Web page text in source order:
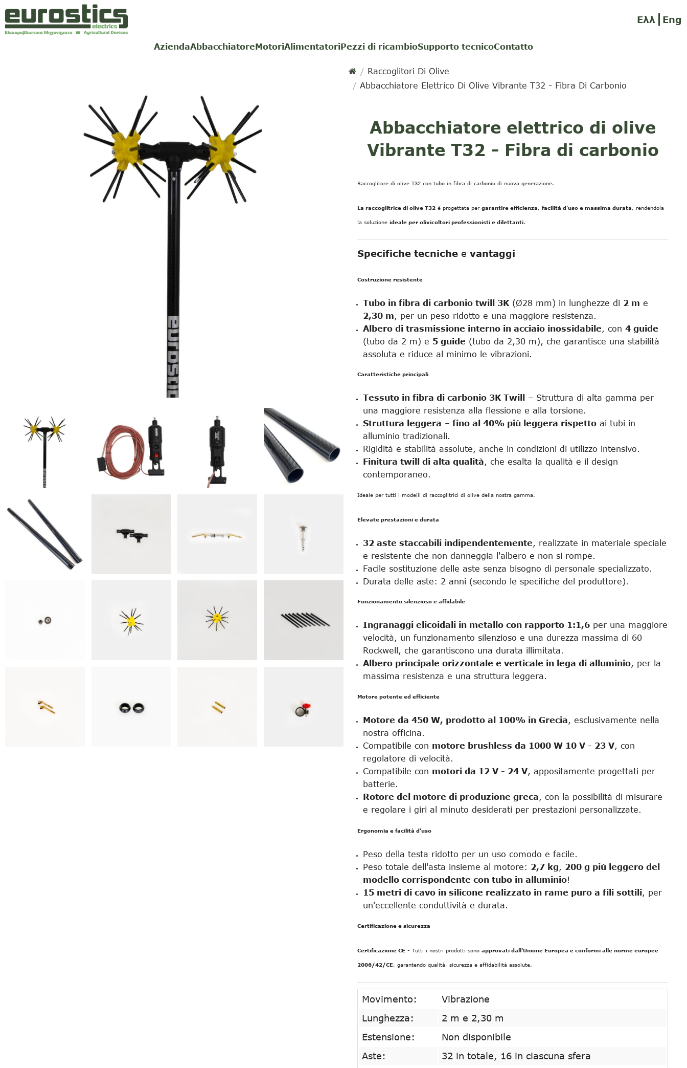
Ελλ Eng
AziendaAbbacchiatoreMotoriAlimentatoriPezzi di ricambioSupporto tecnicoContatto
Raccoglitori Di Olive
Abbacchiatore Elettrico Di Olive Vibrante T32 - Fibra Di Carbonio
Abbacchiatore elettrico di olive
Vibrante T32 - Fibra di carbonio
Raccoglitore di olive T32 con tubo in fibra di carbonio di nuova generazione.
La raccoglitrice di olive T32 è progettata per garantire efficienza, facilità d'uso e massima durata, rendendola
la soluzione ideale per olivicoltori professionisti e dilettanti.
Specifiche tecniche e vantaggi
Costruzione resistente
Tubo in fibra di carbonio twill 3K (Ø28 mm) in lunghezze di 2 m e
2,30 m, per un peso ridotto e una maggiore resistenza.
Albero di trasmissione interno in acciaio inossidabile, con 4 guide
(tubo da 2 m) e 5 guide (tubo da 2,30 m), che garantisce una stabilità
assoluta e riduce al minimo le vibrazioni.
Caratteristiche principali
Tessuto in fibra di carbonio 3K Twill
– Struttura di alta gamma per
una maggiore resistenza alla flessione e alla torsione.
Struttura leggera – fino al 40% più leggera rispetto ai tubi in
alluminio tradizionali.
Rigidità e stabilità assolute, anche in condizioni di utilizzo intensivo.
Finitura twill di alta qualità, che esalta la qualità e il design
contemporaneo.
Ideale per tutti i modelli di raccoglitrici di olive della nostra gamma.
Elevate prestazioni e durata
32 aste staccabili indipendentemente, realizzate in materiale speciale
e resistente che non danneggia l'albero e non si rompe.
Facile sostituzione delle aste senza bisogno di personale specializzato.
Durata delle aste: 2 anni (secondo le specifiche del produttore).
Funzionamento silenzioso e affidabile
Ingranaggi elicoidali in metallo con rapporto 1:1,6 per una maggiore
velocità, un funzionamento silenzioso e una durezza massima di 60
Rockwell, che garantiscono una durata illimitata.
Albero principale orizzontale e verticale in lega di alluminio, per la
massima resistenza e una struttura leggera.
Motore potente ed efficiente
Motore da 450 W, prodotto al 100% in Grecia, esclusivamente nella
nostra officina.
Compatibile con motore brushless da 1000 W 10 V - 23 V, con
regolatore di velocità.
Compatibile con motori da 12 V - 24 V, appositamente progettati per
batterie.
Rotore del motore di produzione greca, con la possibilità di misurare
e regolare i giri al minuto desiderati per prestazioni personalizzate.
Ergonomia e facilità d'uso
Peso della testa ridotto per un uso comodo e facile.
Peso totale dell'asta insieme al motore: 2,7 kg, 200 g più leggero del
modello corrispondente con tubo in alluminio!
15 metri di cavo in silicone realizzato in rame puro a fili sottili, per
un'eccellente conduttività e durata.
Certificazione e sicurezza
Certificazione CE - Tutti i nostri prodotti sono approvati dall'Unione Europea e conformi alle norme europee
2006/42/CE, garantendo qualità, sicurezza e affidabilità assolute.
Movimento:
Vibrazione
Lunghezza:
2 m e 2,30 m
Estensione:
Non disponibile
Aste:
32 in totale, 16 in ciascuna sfera